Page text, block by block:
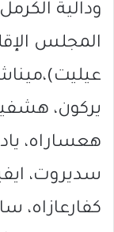
ودالية
المجلس
يركون،
هعساراه، ياد
سديروت،
كفارعازاه،